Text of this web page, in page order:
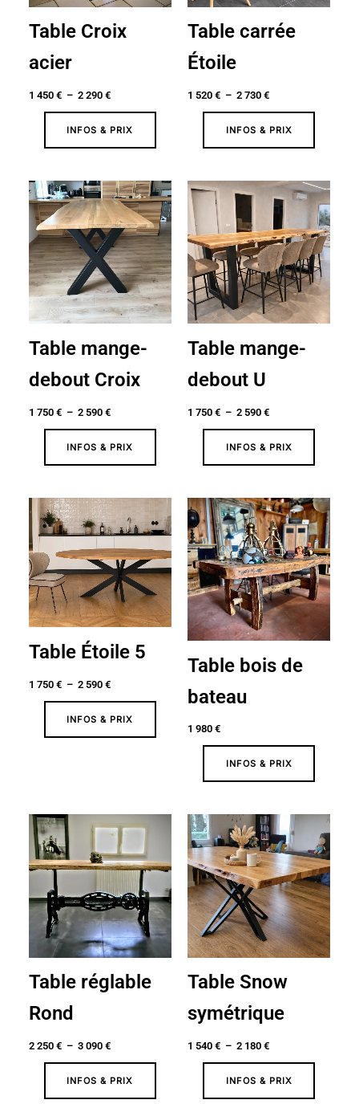
Table Croix
acier
1 450 € – 2 290 €
INFOS & PRIX
Table carrée
Étoile
1 520 € – 2 730 €
INFOS & PRIX
Table mange-
debout Croix
1 750 € – 2 590 €
Plage
de
prix :
1
750 €
à
2
590 €
INFOS & PRIX
Table mange-
debout U
1 750 € – 2 590 €
Plage
de
prix :
1
750 €
2
590 €
INFOS & PRIX
Table Étoile 5
1 750 € – 2 590 €
Plage
de
prix :
750 €
à
2
590 €
INFOS & PRIX
Table bois de
bateau
1 980 €
INFOS & PRIX
Table réglable
Rond
2 250 € – 3 090 €
de
prix :
2
250 €
3
090 €
INFOS & PRIX
Table Snow
symétrique
1 540 € – 2 180 €
Plage
de
prix :
1
540 €
à
2
180 €
INFOS & PRIX